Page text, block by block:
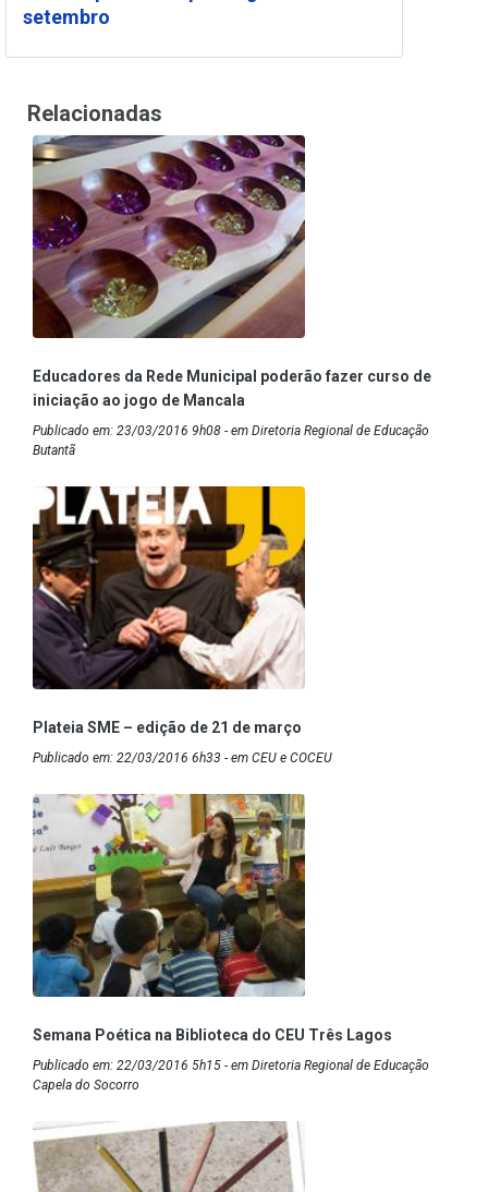
setembro
Relacionadas
Educadores da Rede Municipal poderão fazer curso de
iniciação ao jogo de Mancala
Publicado em: 23/03/2016 9h08 - em Diretoria Regional de Educação
Butantã
Plateia SME – edição de 21 de março
Publicado em: 22/03/2016 6h33 - em CEU e COCEU
Semana Poética na Biblioteca do CEU Três Lagos
Publicado em: 22/03/2016 5h15 - em Diretoria Regional de Educação
Capela do Socorro